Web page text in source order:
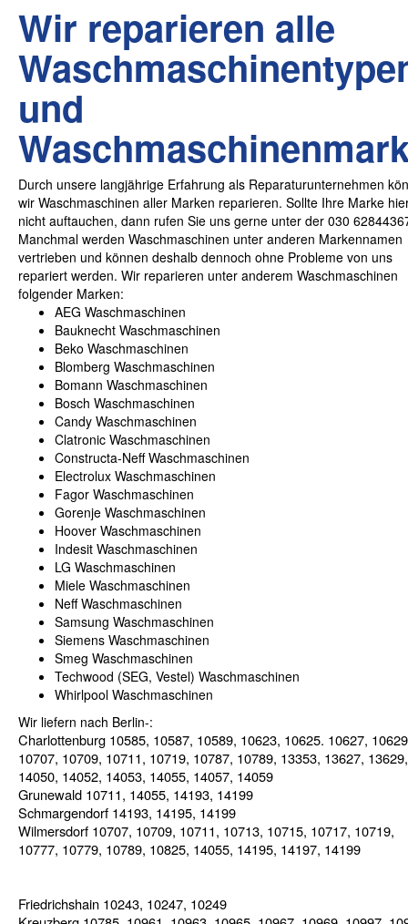
Wir reparieren alle
und
Durch unsere langjährige Erfahrung als Reparaturunternehmen
wir Waschmaschinen aller Marken reparieren. Sollte Ihre Marke
nicht auftauchen, dann rufen Sie uns gerne unter der 030
Manchmal werden Waschmaschinen unter anderen Markennamen
vertrieben und können deshalb dennoch ohne Probleme von uns
repariert werden. Wir reparieren unter anderem Waschmaschinen
folgender Marken:
AEG Waschmaschinen
Bauknecht Waschmaschinen
Beko Waschmaschinen
Blomberg Waschmaschinen
Bomann Waschmaschinen
Bosch Waschmaschinen
Candy Waschmaschinen
Clatronic Waschmaschinen
Constructa-Neff Waschmaschinen
Electrolux Waschmaschinen
Fagor Waschmaschinen
Gorenje Waschmaschinen
Hoover Waschmaschinen
Indesit Waschmaschinen
LG Waschmaschinen
Miele Waschmaschinen
Neff Waschmaschinen
Samsung Waschmaschinen
Siemens Waschmaschinen
Smeg Waschmaschinen
Techwood (SEG, Vestel) Waschmaschinen
Whirlpool Waschmaschinen
Wir liefern nach Berlin-:
Charlottenburg 10585, 10587, 10589, 10623, 10625. 10627,
10707, 10709, 10711, 10719, 10787, 10789, 13353, 13627, 13629,
14050, 14052, 14053, 14055, 14057, 14059
Grunewald 10711, 14055, 14193, 14199
Schmargendorf 14193, 14195, 14199
Wilmersdorf 10707, 10709, 10711, 10713, 10715, 10717, 10719,
10777, 10779, 10789, 10825, 14055, 14195, 14197, 14199
Friedrichshain 10243, 10247, 10249